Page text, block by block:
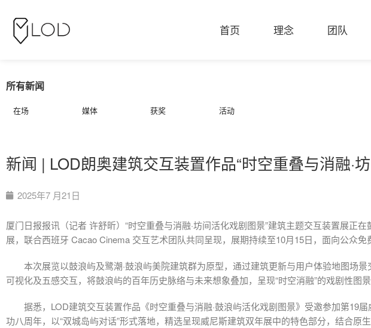
首页 理念 团队
所有新闻
在场 媒体 获奖 活动
新闻 | LOD朗奥建筑交互装置作品“时空重叠与消融·
2025年7 月21日
厦门日报报讯（记者 许舒昕）“时空重叠与消融·坊间活化戏剧图景”建筑主题交互装置展正
展，联合西班牙 Cacao Cinema 交互艺术团队共同呈现，展期持续至10月15日，面向公众免
本次展览以鼓浪屿及鹭潮·鼓浪屿美院建筑群为原型，通过建筑更新与用户体验地图场
可视化及五感交互，将鼓浪屿的百年历史脉络与未来想象叠加，呈现“时空消融”的戏剧性图景
据悉，LOD建筑交互装置作品《时空重叠与消融·鼓浪屿活化戏剧图景》受邀参加第19
功八周年，以“双城岛屿对话”形式落地，精选呈现威尼斯建筑双年展中的特色部分，结合